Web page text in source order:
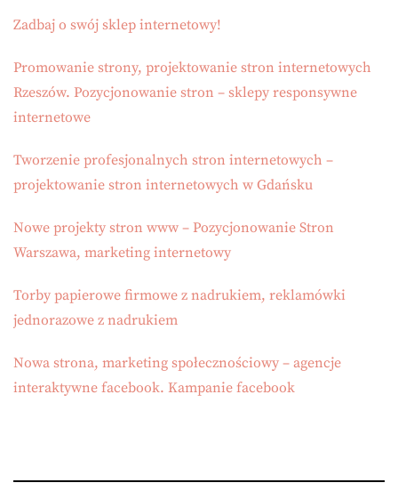
Zadbaj o swój sklep internetowy!
Promowanie strony, projektowanie stron internetowych
Rzeszów. Pozycjonowanie stron – sklepy responsywne
internetowe
Tworzenie profesjonalnych stron internetowych –
projektowanie stron internetowych w Gdańsku
Nowe projekty stron www – Pozycjonowanie Stron
Warszawa, marketing internetowy
Torby papierowe firmowe z nadrukiem, reklamówki
jednorazowe z nadrukiem
Nowa strona, marketing społecznościowy – agencje
interaktywne facebook. Kampanie facebook